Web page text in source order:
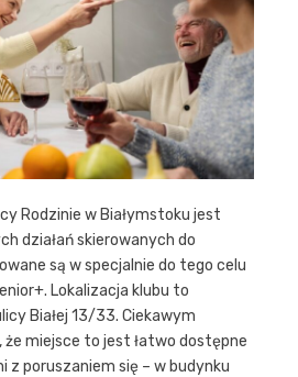
Rodzinie w Białymstoku jest
działań skierowanych do
są w specjalnie do tego celu
Lokalizacja klubu to
Białej 13/33. Ciekawym
miejsce to jest łatwo dostępne
z poruszaniem się – w budynku